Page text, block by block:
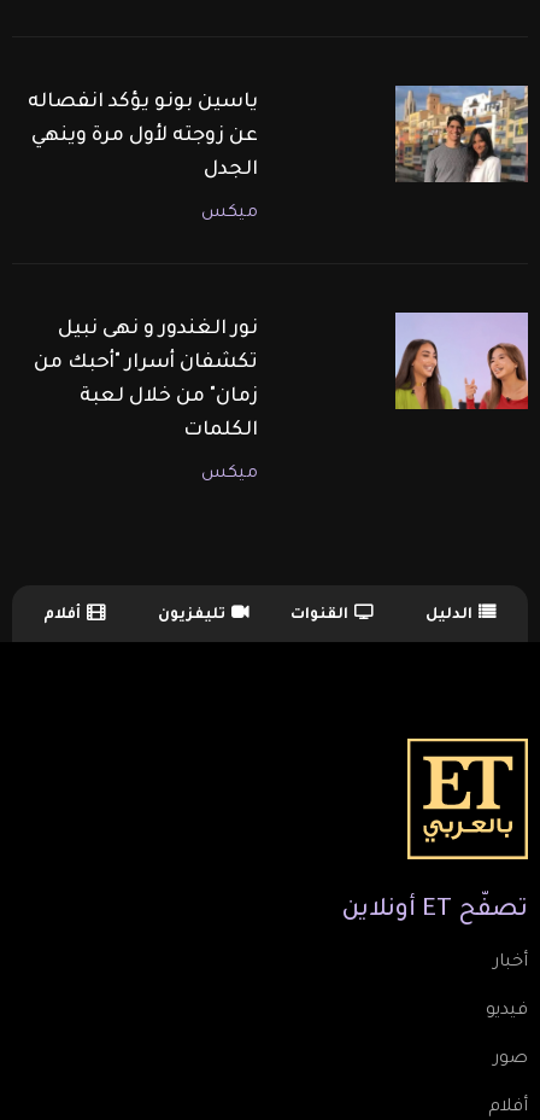
ياسين بونو يؤكد انفصاله
عن زوجته لأول مرة وينهي
الجدل
ميكس
نور الغندور و نهى نبيل
تكشفان أسرار "أحبك من
زمان" من خلال لعبة
الكلمات
ميكس
TV Guide Menu الدليل القنوات تليفزيون أفلام
تصفّح ET أونلاين
أخبار
فيديو
صور
أفلام